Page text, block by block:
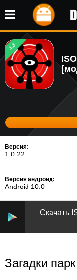
4.3
Версия:
1.0.22
Версия андроид:
Android 10.0
Скачать
Загадки